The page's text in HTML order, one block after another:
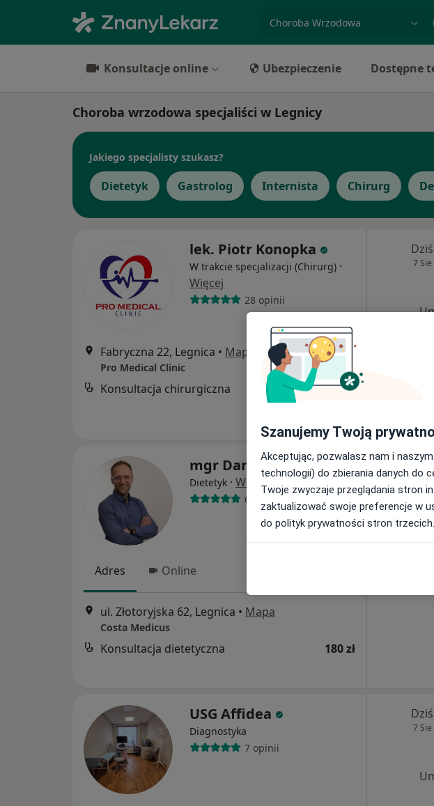
Konsultacje online Ubezpieczenie Dostępne
Choroba wrzodowa specjaliści w Legnicy
Jakiego specjalisty szukasz?
Dietetyk Gastrolog Internista Chirurg
lek. Piotr Konopka
W trakcie specjalizacji (Chirurg) ·
Więcej
28 opinii
Fabryczna 22, Legnica • Mapa
Pro Medical Clinic
Konsultacja chirurgiczna 250 zł
Dziś
7 Sie
mgr Daniel Milewicz
Dietetyk · Więcej
65 opinii
Adres Online
ul. Złotoryjska 62, Legnica • Mapa
Costa Medicus
Konsultacja dietetyczna 180 zł
Dziś
7 Sie
USG Affidea
Diagnostyka
7 opinii
Dziś
7 Sie
Szanujemy Twoją
Akceptując, pozwalasz nam i
technologii) do zbierania danych do
Twoje zwyczaje przeglądania stron
zaktualizować swoje preferencje w
do polityk prywatności stron